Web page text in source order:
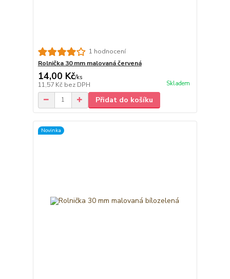
1 hodnocení
Rolnička 30 mm malovaná červená
14,00 Kč/ks
11,57 Kč bez DPH Skladem
Přidat do košíku
Novinka